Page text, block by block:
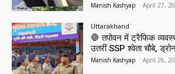
Manish Kashyap - April 27,
Uttarakhand
🛑 तपोवन में ट्रैफिक
उतरीं SSP श्वेता चौबे,
Manish Kashyap - April 26,